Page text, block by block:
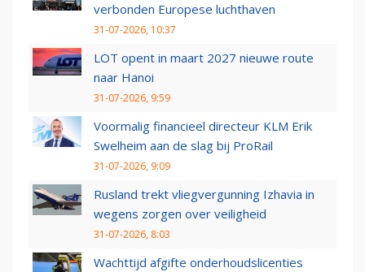
verbonden Europese luchthaven
31-07-2026, 10:37
LOT opent in maart 2027 nieuwe route
naar Hanoi
31-07-2026, 9:59
Voormalig financieel directeur KLM Erik
Swelheim aan de slag bij ProRail
31-07-2026, 9:09
Rusland trekt vliegvergunning Izhavia in
wegens zorgen over veiligheid
31-07-2026, 8:03
Wachttijd afgifte onderhoudslicenties